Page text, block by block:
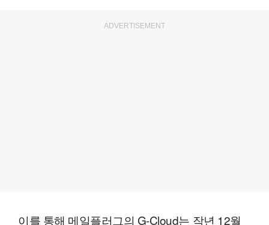
ADVERTISEMENT
이를 통해 메일플러그의 G-Cloud는 작년 12월